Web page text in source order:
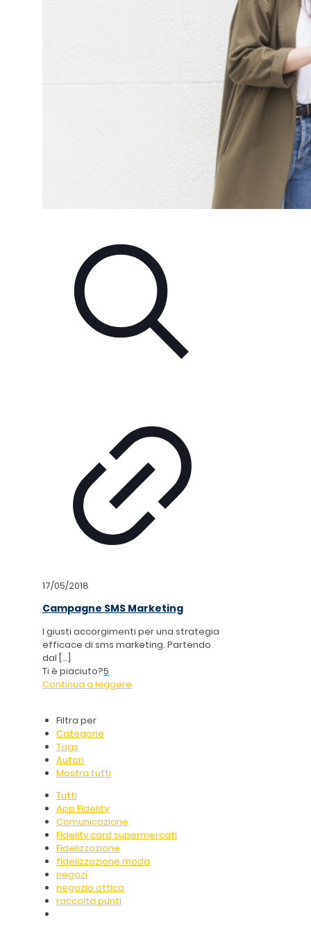
17/05/2018
Campagne SMS Marketing
I giusti accorgimenti per una strategia
efficace di sms marketing. Partendo
dal […]
Ti è piaciuto?5
Continua a leggere
Filtra per
Categorie
Tags
Autori
Mostra tutti
Tutti
App Fidelity
Comunicazione
Fidelity card supermercati
Fidelizzazione
fidelizzazione moda
negozi
negozio ottica
raccolta punti